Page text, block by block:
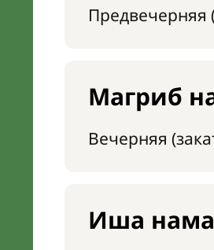
Предвечерняя
Магриб
Вечерняя
Иша